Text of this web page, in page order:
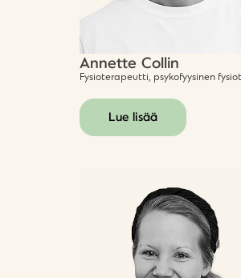
Annette Collin
Fysioterapeutti, psykofyysinen
Lue lisää